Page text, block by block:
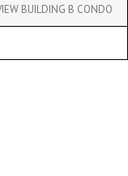
BUILDING B CONDO